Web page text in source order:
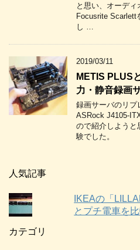
と思い、オーデ
Focusrite Scarlett
し …
2019/03/11
METIS PLUS
力・静音録画
録画サーバのリプ
ASRock J4105-
ので紹介しようと
験でした。
人気記事
IKEAの「
とプチ電車を
カテゴリ